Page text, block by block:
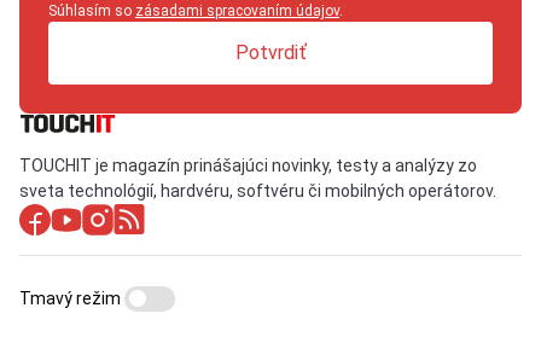
Súhlasím so zásadami spracovaním údajov.
Potvrdiť
TOUCHIT je magazín prinášajúci novinky, testy a analýzy zo
sveta technológií, hardvéru, softvéru či mobilných operátorov.
Tmavý režim